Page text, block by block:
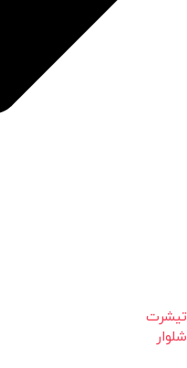
تیشرت
شلوار